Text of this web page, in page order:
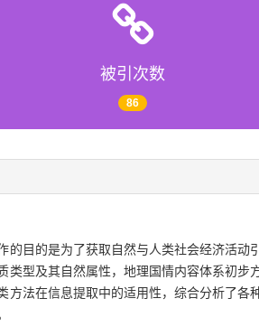
被引次数
86
的目的是为了获取自然与人类社会经济活
类型及其自然属性，地理国情内容体系初
方法在信息提取中的适用性，综合分析了